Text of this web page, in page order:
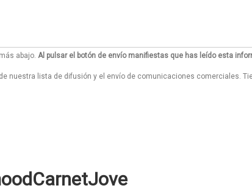
abajo.Al pulsar el botón de envío manifiestas que has leído esta
nuestra lista de difusión y el envío de comunicaciones comerciales.